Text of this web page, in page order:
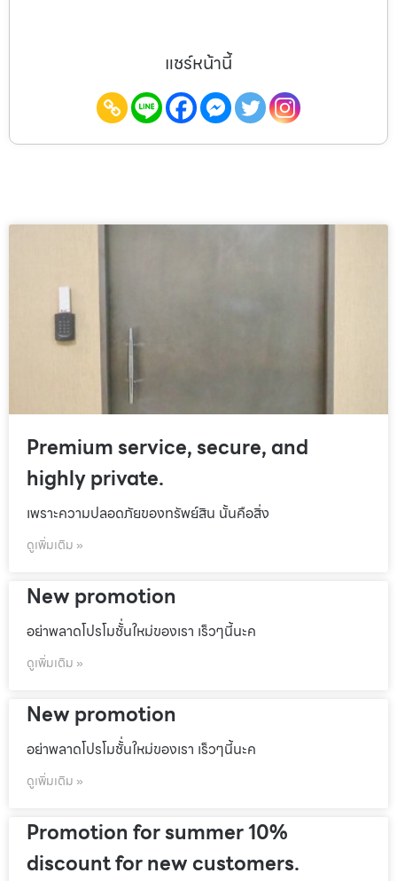
แชร์หน้านี้
Premium service, secure, and
highly private.
เพราะความปลอดภัยของทรัพย์สิน นั้นคือสิ่ง
ดูเพิ่มเติม »
New promotion
อย่าพลาดโปรโมชั้่นใหม่ของเรา เร็วๆนี้นะค
ดูเพิ่มเติม »
New promotion
อย่าพลาดโปรโมชั้่นใหม่ของเรา เร็วๆนี้นะค
ดูเพิ่มเติม »
Promotion for summer 10%
discount for new customers.